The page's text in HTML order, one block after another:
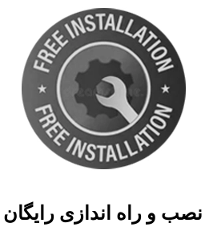
نصب و راه اندازی رایگان